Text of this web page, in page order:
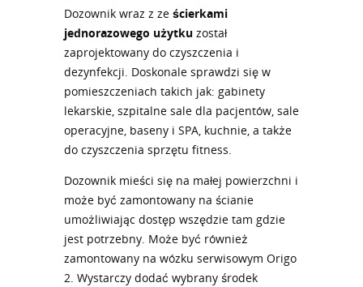
Dozownik wraz z ze ścierkami
jednorazowego użytku został
zaprojektowany do czyszczenia i
dezynfekcji. Doskonale sprawdzi się w
pomieszczeniach takich jak: gabinety
lekarskie, szpitalne sale dla pacjentów, sale
operacyjne, baseny i SPA, kuchnie, a także
do czyszczenia sprzętu fitness.
Dozownik mieści się na małej powierzchni i
może być zamontowany na ścianie
umożliwiając dostęp wszędzie tam gdzie
jest potrzebny. Może być również
zamontowany na wózku serwisowym Origo
2. Wystarczy dodać wybrany środek